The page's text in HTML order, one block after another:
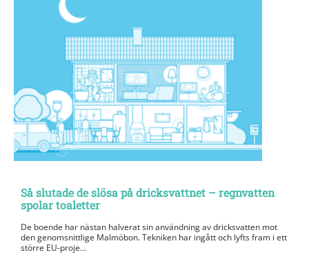
Så slutade de slösa på dricksvattnet – regnvatten
spolar toaletter
De boende har nästan halverat sin användning av dricksvatten mot
den genomsnittlige Malmöbon. Tekniken har ingått och lyfts fram i ett
större EU-proje...